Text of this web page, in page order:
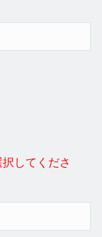
してくださ